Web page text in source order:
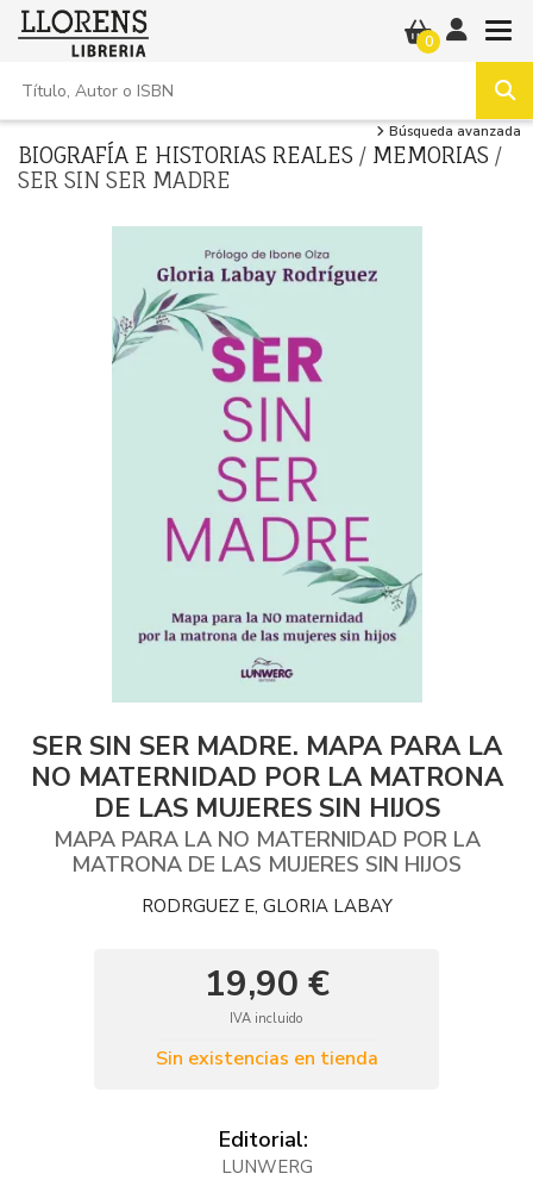
Búsqueda avanzada
0
BIOGRAFÍA E HISTORIAS REALES / MEMORIAS /
SER SIN SER MADRE
SER SIN SER MADRE. MAPA PARA LA
NO MATERNIDAD POR LA MATRONA
DE LAS MUJERES SIN HIJOS
MAPA PARA LA NO MATERNIDAD POR LA
MATRONA DE LAS MUJERES SIN HIJOS
RODRGUEZ E, GLORIA LABAY
19,90 €
IVA incluido
Sin existencias en tienda
Editorial:
LUNWERG